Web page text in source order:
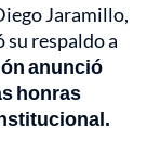
Jaramillo,
su respaldo a
anunció
honras